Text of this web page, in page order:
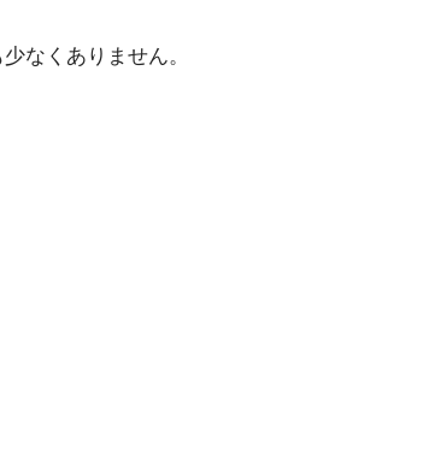
なくありません。